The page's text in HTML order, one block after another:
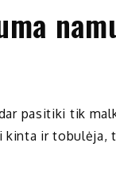
pasitiki tik
kinta ir tobulėja,